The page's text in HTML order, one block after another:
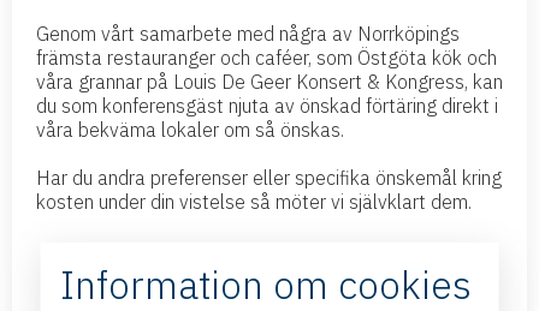
Genom vårt samarbete med några av Norrköpings
främsta restauranger och caféer, som Östgöta kök och
våra grannar på Louis De Geer Konsert & Kongress, kan
du som konferensgäst njuta av önskad förtäring direkt i
våra bekväma lokaler om så önskas.
Har du andra preferenser eller specifika önskemål kring
kosten under din vistelse så möter vi självklart dem.
Information om cookies